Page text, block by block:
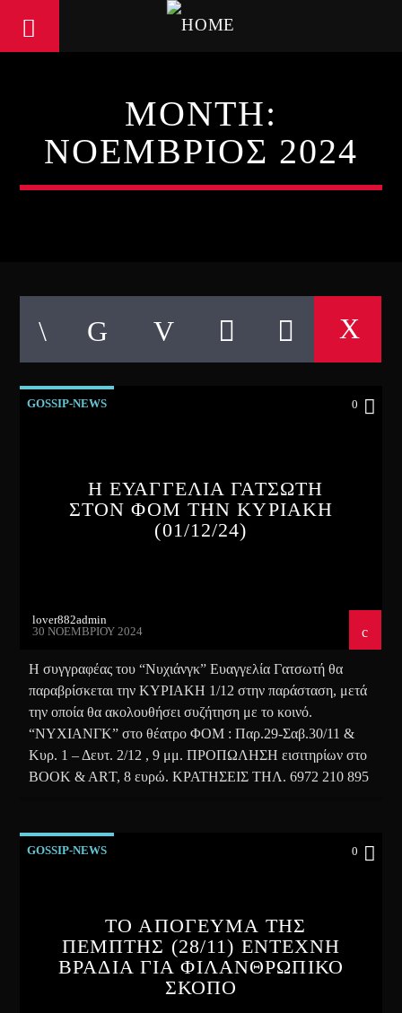
MONTH:
ΝΟΈΜΒΡΙΟΣ 2024
GOSSIP-NEWS 0
Η ΕΥΑΓΓΕΛΙΑ ΓΑΤΣΩΤΗ
ΣΤΟΝ ΦΟΜ ΤΗΝ ΚΥΡΙΑΚΗ
(01/12/24)
lover882admin
30 ΝΟΕΜΒΡΊΟΥ 2024
Η συγγραφέας του “Νυχιάνγκ” Ευαγγελία Γατσωτή θα
παραβρίσκεται την ΚΥΡΙΑΚΗ 1/12 στην παράσταση, μετά
την οποία θα ακολουθήσει συζήτηση με το κοινό.
“ΝΥΧΙΑΝΓΚ” στο θέατρο ΦΟΜ : Παρ.29-Σαβ.30/11 &
Κυρ. 1 – Δευτ. 2/12 , 9 μμ. ΠΡΟΠΩΛΗΣΗ εισιτηρίων στο
ΒΟΟΚ & ΑRΤ, 8 ευρώ. KΡΑΤΗΣΕΙΣ ΤΗΛ. 6972 210 895
GOSSIP-NEWS 0
ΤΟ ΑΠΟΓΕΥΜΑ ΤΗΣ
ΠΕΜΠΤΗΣ (28/11) ΕΝΤΕΧΝΗ
ΒΡΑΔΙΑ ΓΙΑ ΦΙΛΑΝΘΡΩΠΙΚΟ
ΣΚΟΠΟ